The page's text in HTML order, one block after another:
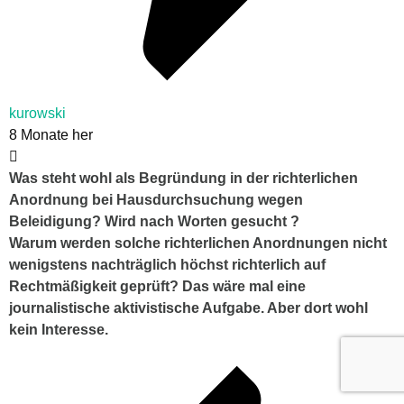
kurowski
8 Monate her
Was steht wohl als Begründung in der richterlichen
Anordnung bei Hausdurchsuchung wegen
Beleidigung? Wird nach Worten gesucht ?
Warum werden solche richterlichen Anordnungen nicht
wenigstens nachträglich höchst richterlich auf
Rechtmäßigkeit geprüft? Das wäre mal eine
journalistische aktivistische Aufgabe. Aber dort wohl
kein Interesse.